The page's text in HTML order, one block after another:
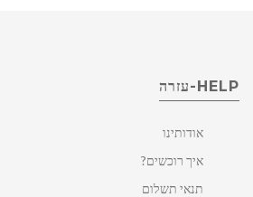
HELP-עזרה
אודותינו
איך רוכשים?
תנאי תשלום